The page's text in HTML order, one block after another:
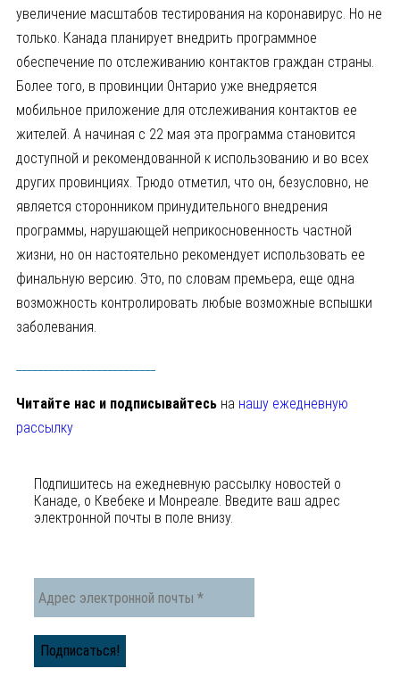
увеличение масштабов тестирования на коронавирус. Но не
только. Канада планирует внедрить программное
обеспечение по отслеживанию контактов граждан страны.
Более того, в провинции Онтарио уже внедряется
мобильное приложение для отслеживания контактов ее
жителей. А начиная с 22 мая эта программа становится
доступной и рекомендованной к использованию и во всех
других провинциях. Трюдо отметил, что он, безусловно, не
является сторонником принудительного внедрения
программы, нарушающей неприкосновенность частной
жизни, но он настоятельно рекомендует использовать ее
финальную версию. Это, по словам премьера, еще одна
возможность контролировать любые возможные вспышки
заболевания.
Читайте нас и подписывайтесь на нашу ежедневную
рассылку
Подпишитесь на ежедневную рассылку новостей о
Канаде, o Квебеке и Монреале. Введите ваш адрес
электронной почты в поле внизу.